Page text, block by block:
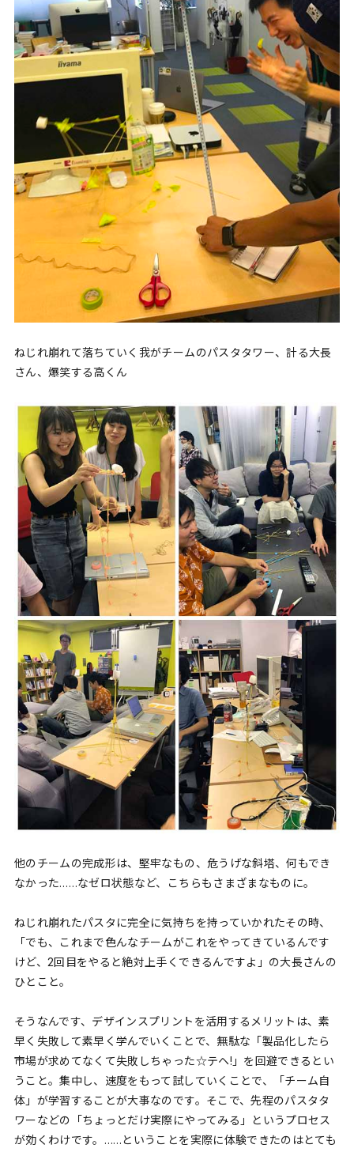
ねじれ崩れて落ちていく我がチームのパスタタワー、計る大長
さん、爆笑する高くん
他のチームの完成形は、堅牢なもの、危うげな斜塔、何もでき
なかった……なゼロ状態など、こちらもさまざまなものに。
ねじれ崩れたパスタに完全に気持ちを持っていかれたその時、
「でも、これまで色んなチームがこれをやってきているんです
けど、2回目をやると絶対上手くできるんですよ」の大長さんの
ひとこと。
そうなんです、デザインスプリントを活用するメリットは、素
早く失敗して素早く学んでいくことで、無駄な「製品化したら
市場が求めてなくて失敗しちゃった☆テヘ!」を回避できるとい
うこと。集中し、速度をもって試していくことで、「チーム自
体」が学習することが大事なのです。そこで、先程のパスタタ
ワーなどの「ちょっとだけ実際にやってみる」というプロセス
が効くわけです。……ということを実際に体験できたのはとても